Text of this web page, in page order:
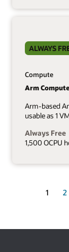
ALWAYS
Compute
Arm
Arm-based
usable as 1
Always Free
1,500 OCPU
1
2